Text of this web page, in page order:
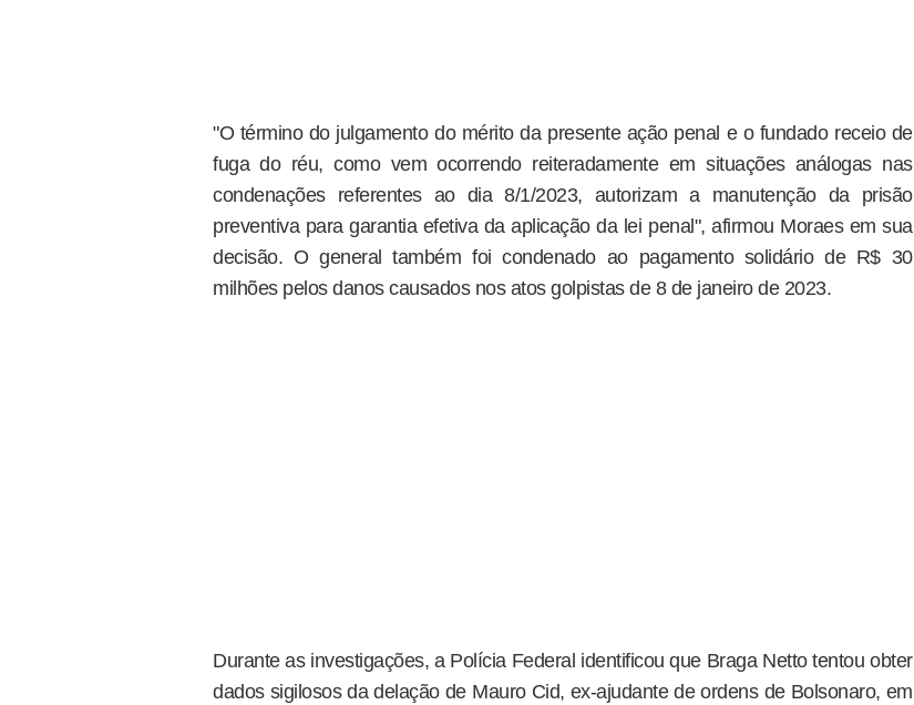
"O término do julgamento do mérito da presente ação penal e o fundado receio de
fuga do réu, como vem ocorrendo reiteradamente em situações análogas nas
condenações referentes ao dia 8/1/2023, autorizam a manutenção da prisão
preventiva para garantia efetiva da aplicação da lei penal", afirmou Moraes em sua
decisão. O general também foi condenado ao pagamento solidário de R$ 30
milhões pelos danos causados nos atos golpistas de 8 de janeiro de 2023.
Durante as investigações, a Polícia Federal identificou que Braga Netto tentou obter
dados sigilosos da delação de Mauro Cid, ex-ajudante de ordens de Bolsonaro, em